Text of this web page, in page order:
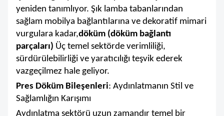
yeniden tanımlıyor. Şık lamba tabanlarından
sağlam mobilya bağlantılarına ve dekoratif mimari
vurgulara kadar,döküm (döküm bağlantı
parçaları) Üç temel sektörde verimliliği,
sürdürülebilirliği ve yaratıcılığı teşvik ederek
vazgeçilmez hale geliyor.
Pres Döküm Bileşenleri: Aydınlatmanın Stil ve
Sağlamlığın Karışımı
Aydınlatma sektörü uzun zamandır temel bir